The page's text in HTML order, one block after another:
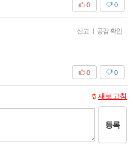
0
0
신고 공감 확인
0
0
새로고침
등록